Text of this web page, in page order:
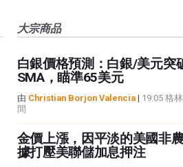
大宗商品
白銀價格預測：白銀/美元突
SMA，瞄準65美元
由 Christian Borjon Valencia| 19:05 格
間
金價上漲，因平淡的美國非
據打壓美聯儲加息押注